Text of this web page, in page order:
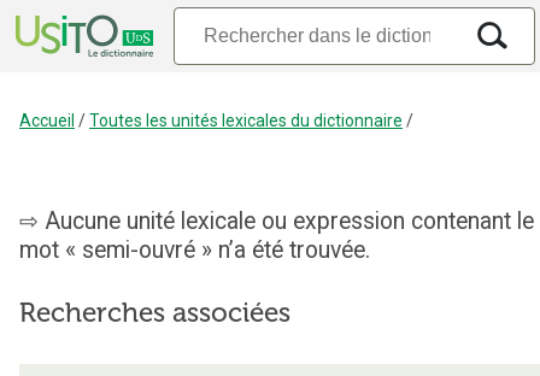
Accueil /Toutes les unités lexicales du dictionnaire /
Aucune unité lexicale ou expression contenant le
mot « semi-ouvré » n’a été trouvée.
Recherches associées